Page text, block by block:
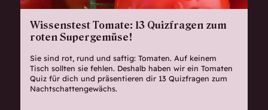
Wissenstest Tomate: 13 Quizfragen zum
roten Supergemüse!
Sie sind rot, rund und saftig: Tomaten. Auf keinem
Tisch sollten sie fehlen. Deshalb haben wir ein Tomaten
Quiz für dich und präsentieren dir 13 Quizfragen zum
Nachtschattengewächs.